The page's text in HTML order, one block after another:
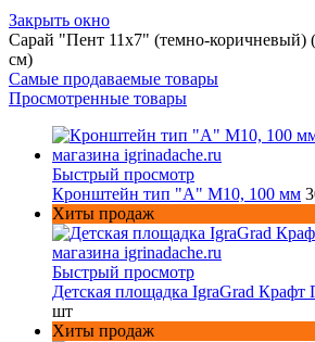
Закрыть окно
Сарай "Пент 11х7" (темно-коричневый)
см)
Самые продаваемые товары
Просмотренные товары
Быстрый просмотр
Кронштейн тип "A" M10, 100 мм
Хиты продаж
Быстрый просмотр
Детская площадка IgraGrad Крафт
шт
Хиты продаж